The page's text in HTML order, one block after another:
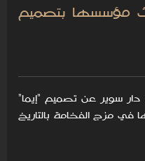
مؤسسها بتصميم
سوير عن تصميم "إيما"
في مزج الفخامة بالتاريخ